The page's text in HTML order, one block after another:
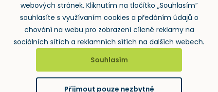
Wolters Kluwer ČR, a.s., U nákladového nádraží 3265/10,
130 00 Praha 3 – Strašnice
webových stránek. Kliknutím na tlačítko „Souhlasím“
souhlasíte s využívaním cookies a předáním údajů o
chování na webu pro zobrazení cílené reklamy na
sociálních sítích a reklamních sítích na dalších webech.
Souhlasím
Přijmout pouze nezbytné